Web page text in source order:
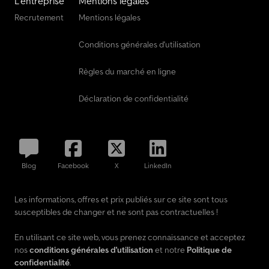
Recrutement Mentions légales
Conditions générales d'utilisation
Règles du marché en ligne
Déclaration de confidentialité
Blog Facebook X LinkedIn
Les informations, offres et prix publiés sur ce site sont tous
susceptibles de changer et ne sont pas contractuelles !
En utilisant ce site web, vous prenez connaissance et acceptez
nosconditions générales d'utilisation et notre Politique de
confidentialité.